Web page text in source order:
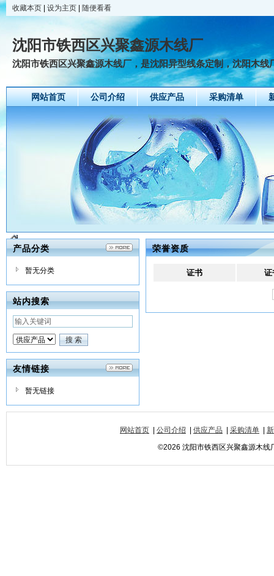
收藏本页 设为主页 随便看看
沈阳市铁西区兴聚鑫源木线厂
沈阳市铁西区兴聚鑫源木线厂，是沈阳异型线条定制，沈阳木线
网站首页 公司介绍 供应产品 采购清单
产品分类
暂无分类
站内搜索
友情链接
暂无链接
荣誉资质
证书 证
网站首页 公司介绍 供应产品 采购清单
©2026 沈阳市铁西区兴聚鑫源木